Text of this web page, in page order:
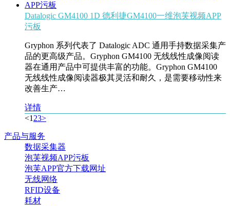
Datalogic GM4100 1D 德利捷GM4100一维泡芙视频APP
污板
Gryphon 系列代表了 Datalogic ADC 通用手持数据采集产
品的更高级产品。Gryphon GM4100 无线线性成像阅读
器在通用产品中可提供丰富的功能。Gryphon GM4100
无线线性成像阅读器极其灵活和耐久，是需要移动性来
改善生产…
详情
<1 23>
产品与服务
数据采集器
泡芙视频APP污板
泡芙APP官方下载网址
无线网络
RFID设备
耗材